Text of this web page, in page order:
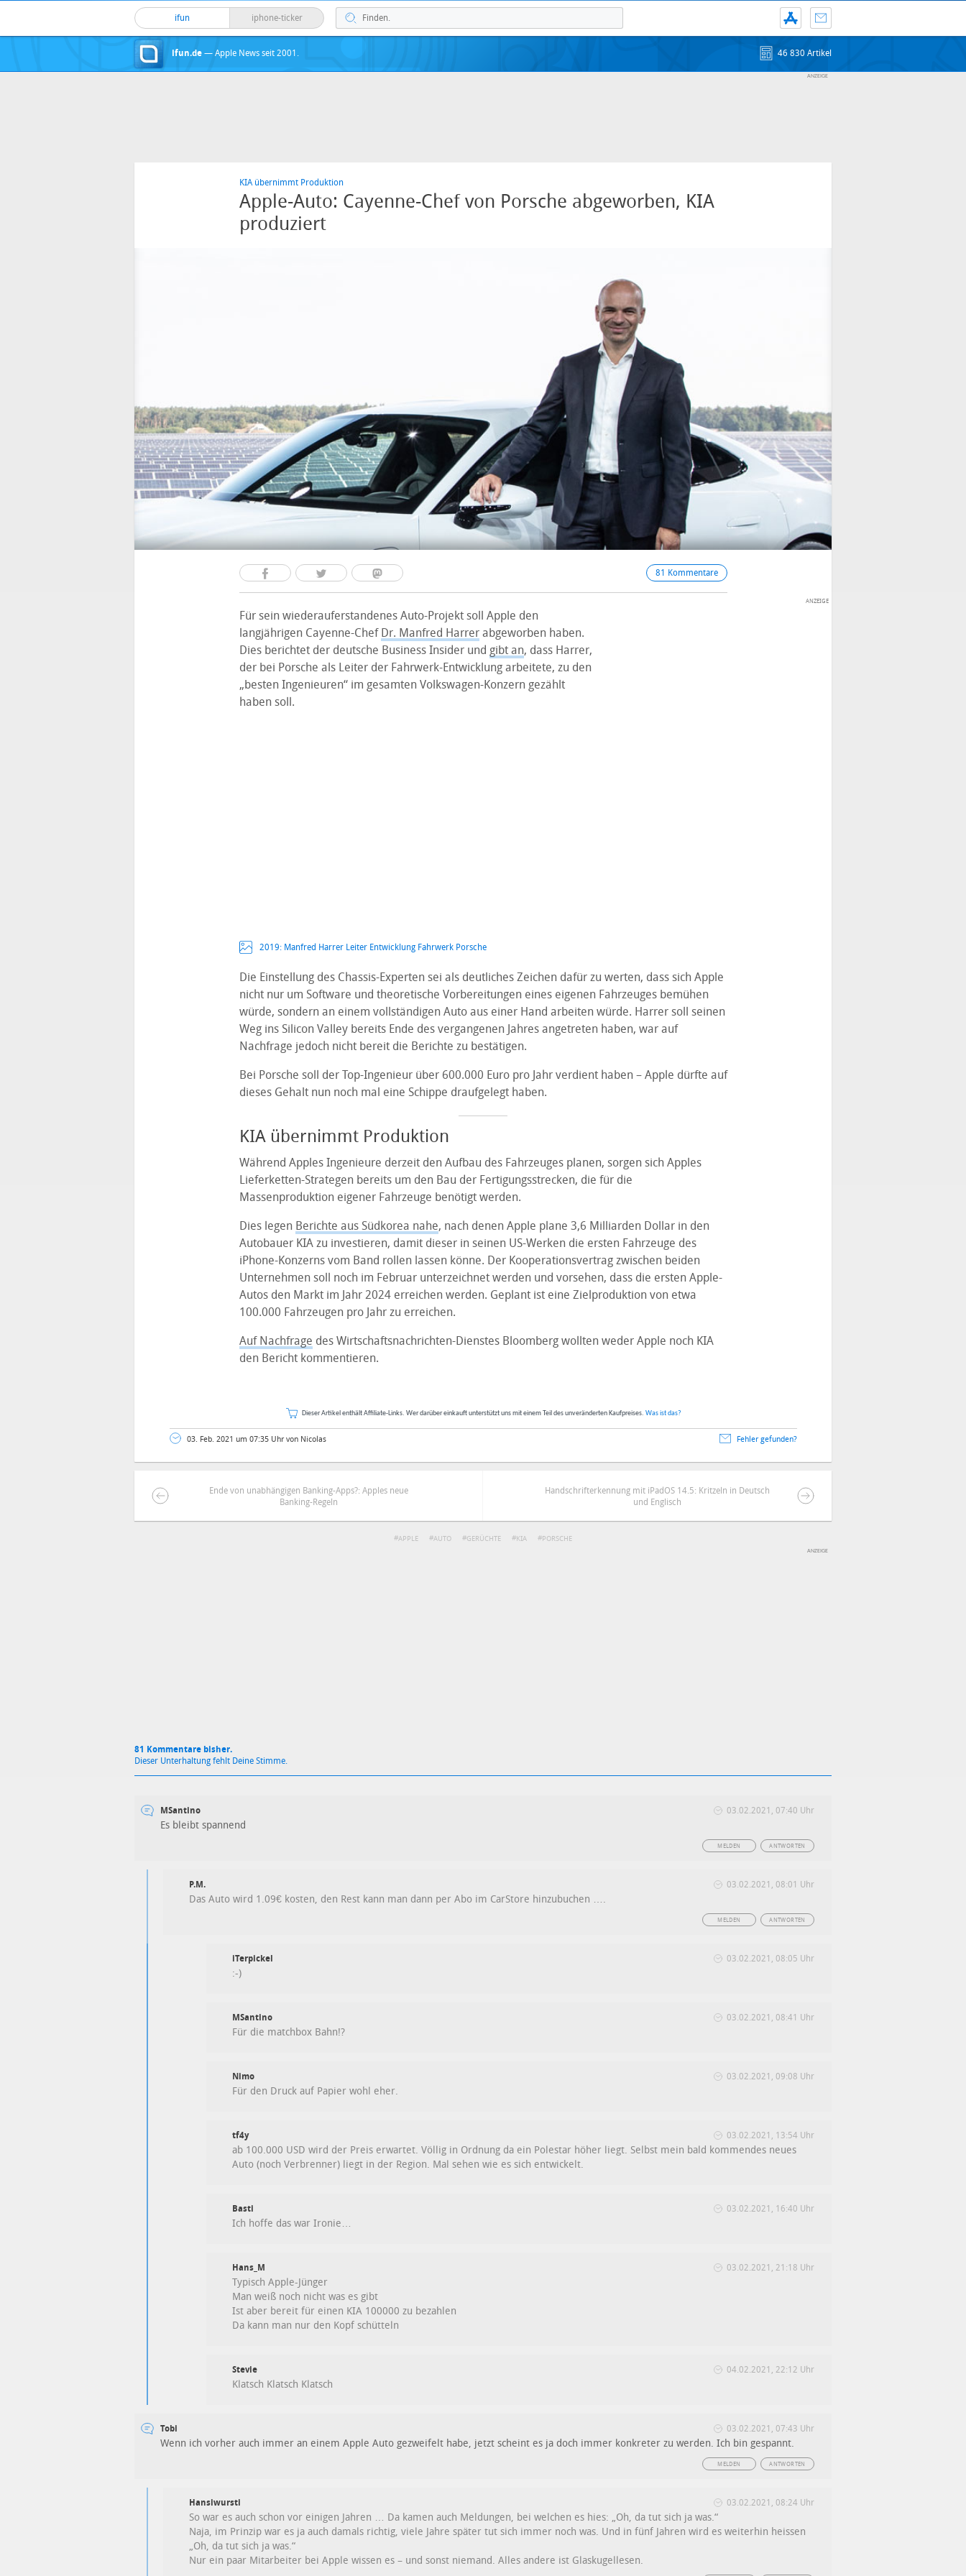
ifun iphone-ticker
ifun.de — Apple News seit 2001. 46 830 Artikel
KIA übernimmt Produktion
Apple-Auto: Cayenne-Chef von Porsche abgeworben, KIA
produziert
81 Kommentare
Für sein wiederauferstandenes Auto-Projekt soll Apple den
langjährigen Cayenne-Chef Dr. Manfred Harrerabgeworben haben.
Dies berichtet der deutsche Business Insider und gibt an, dass Harrer,
der bei Porsche als Leiter der Fahrwerk-Entwicklung arbeitete, zu den
„besten Ingenieuren“ im gesamten Volkswagen-Konzern gezählt
haben soll.
2019: Manfred Harrer Leiter Entwicklung Fahrwerk Porsche
Die Einstellung des Chassis-Experten sei als deutliches Zeichen dafür zu werten, dass sich Apple
nicht nur um Software und theoretische Vorbereitungen eines eigenen Fahrzeuges bemühen
würde, sondern an einem vollständigen Auto aus einer Hand arbeiten würde. Harrer soll seinen
Weg ins Silicon Valley bereits Ende des vergangenen Jahres angetreten haben, war auf
Nachfrage jedoch nicht bereit die Berichte zu bestätigen.
Bei Porsche soll der Top-Ingenieur über 600.000 Euro pro Jahr verdient haben – Apple dürfte auf
dieses Gehalt nun noch mal eine Schippe draufgelegt haben.
KIA übernimmt Produktion
Während Apples Ingenieure derzeit den Aufbau des Fahrzeuges planen, sorgen sich Apples
Lieferketten-Strategen bereits um den Bau der Fertigungsstrecken, die für die
Massenproduktion eigener Fahrzeuge benötigt werden.
Dies legen Berichte aus Südkorea nahe, nach denen Apple plane 3,6 Milliarden Dollar in den
Autobauer KIA zu investieren, damit dieser in seinen US-Werken die ersten Fahrzeuge des
iPhone-Konzerns vom Band rollen lassen könne. Der Kooperationsvertrag zwischen beiden
Unternehmen soll noch im Februar unterzeichnet werden und vorsehen, dass die ersten Apple-
Autos den Markt im Jahr 2024 erreichen werden. Geplant ist eine Zielproduktion von etwa
100.000 Fahrzeugen pro Jahr zu erreichen.
Auf Nachfrage des Wirtschaftsnachrichten-Dienstes Bloomberg wollten weder Apple noch KIA
den Bericht kommentieren.
Dieser Artikel enthält Affiliate-Links. Wer darüber einkauft unterstützt uns mit einem Teil des unveränderten Kaufpreises. Was ist das?
03. Feb. 2021 um 07:35 Uhr von Nicolas Fehler gefunden?
Ende von unabhängigen Banking-Apps?: Apples neue
Banking-Regeln
Handschrifterkennung mit iPadOS 14.5: Kritzeln in Deutsch
und Englisch
APPLE AUTO GERÜCHTE KIA PORSCHE
81 Kommentare bisher.
Dieser Unterhaltung fehlt Deine Stimme.
MSantino 03.02.2021, 07:40 Uhr
Es bleibt spannend
ANTWORTEN
MELDEN
P.M. 03.02.2021, 08:01 Uhr
Das Auto wird 1.09€ kosten, den Rest kann man dann per Abo im CarStore hinzubuchen ….
ANTWORTEN
MELDEN
iTerpickel 03.02.2021, 08:05 Uhr
:-)
MSantino 03.02.2021, 08:41 Uhr
Für die matchbox Bahn!?
Nimo 03.02.2021, 09:08 Uhr
Für den Druck auf Papier wohl eher.
tf4y 03.02.2021, 13:54 Uhr
ab 100.000 USD wird der Preis erwartet. Völlig in Ordnung da ein Polestar höher liegt. Selbst mein bald kommendes neues
Auto (noch Verbrenner) liegt in der Region. Mal sehen wie es sich entwickelt.
Basti 03.02.2021, 16:40 Uhr
Ich hoffe das war Ironie…
Hans_M 03.02.2021, 21:18 Uhr
Typisch Apple-Jünger
Man weiß noch nicht was es gibt
Ist aber bereit für einen KIA 100000 zu bezahlen
Da kann man nur den Kopf schütteln
Stevie 04.02.2021, 22:12 Uhr
Klatsch Klatsch Klatsch
Tobi 03.02.2021, 07:43 Uhr
Wenn ich vorher auch immer an einem Apple Auto gezweifelt habe, jetzt scheint es ja doch immer konkreter zu werden. Ich bin gespannt.
ANTWORTEN
MELDEN
Hansiwursti 03.02.2021, 08:24 Uhr
So war es auch schon vor einigen Jahren … Da kamen auch Meldungen, bei welchen es hies: „Oh, da tut sich ja was.“
Naja, im Prinzip war es ja auch damals richtig, viele Jahre später tut sich immer noch was. Und in fünf Jahren wird es weiterhin heissen
„Oh, da tut sich ja was.“
Nur ein paar Mitarbeiter bei Apple wissen es – und sonst niemand. Alles andere ist Glaskugellesen.